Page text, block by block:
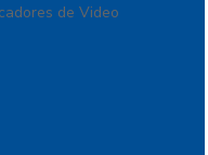
de Video